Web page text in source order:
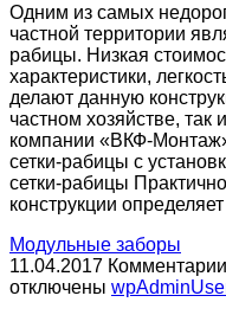
Одним из самых
частной территории
рабицы. Низкая
характеристики,
делают данную
частном хозяйстве,
компании «ВКФ-
сетки-рабицы с
сетки-рабицы
конструкции
Модульные заборы
11.04.2017 Комментарии
отключены